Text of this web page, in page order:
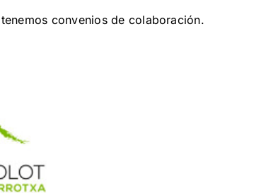
convenios de colaboración.